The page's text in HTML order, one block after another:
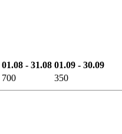
01.08 - 31.08 01.09 - 30.09
700 350